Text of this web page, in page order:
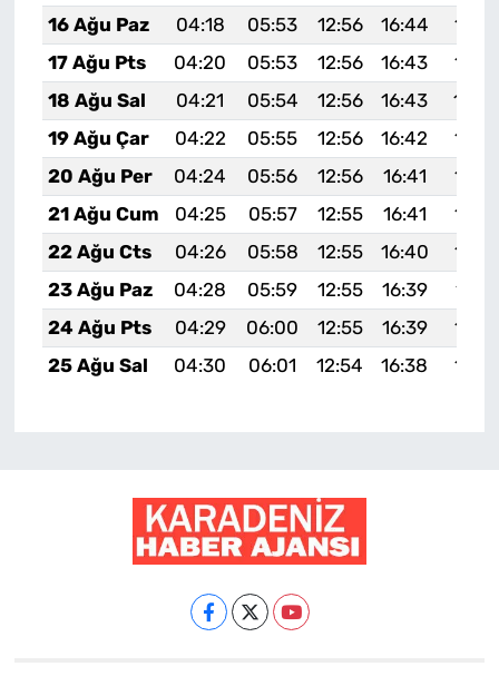
16 Ağu Paz
04:18 05:53 12:56 16:44
17 Ağu Pts
04:20 05:53 12:56 16:43
18 Ağu Sal
04:21 05:54 12:56 16:43
19 Ağu Çar
04:22 05:55 12:56 16:42
20 Ağu Per
04:24 05:56 12:56 16:41
21 Ağu Cum
04:25 05:57 12:55 16:41
22 Ağu Cts
04:26 05:58 12:55 16:40
23 Ağu Paz
04:28 05:59 12:55 16:39
19:41
24 Ağu Pts
04:29 06:00 12:55 16:39
25 Ağu Sal
04:30 06:01 12:54 16:38